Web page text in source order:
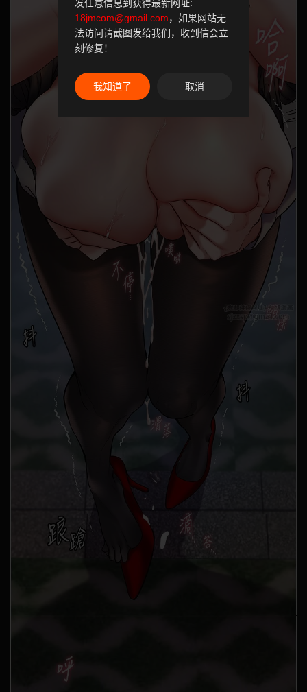
发任意信息到获得最新网址:
18jmcom@gmail.com，如果网站无
法访问请截图发给我们，收到信会立
刻修复！
我知道了 取消